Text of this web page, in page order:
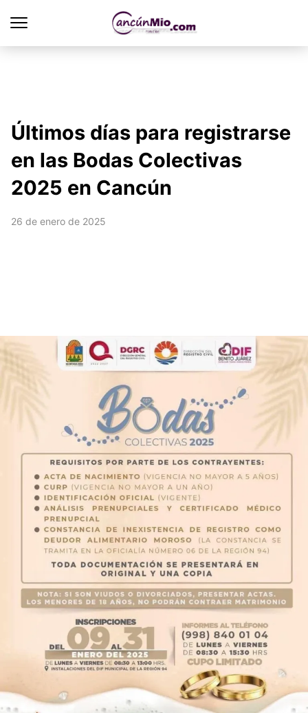
Últimos días para registrarse
en las Bodas Colectivas
2025 en Cancún
26 de enero de 2025